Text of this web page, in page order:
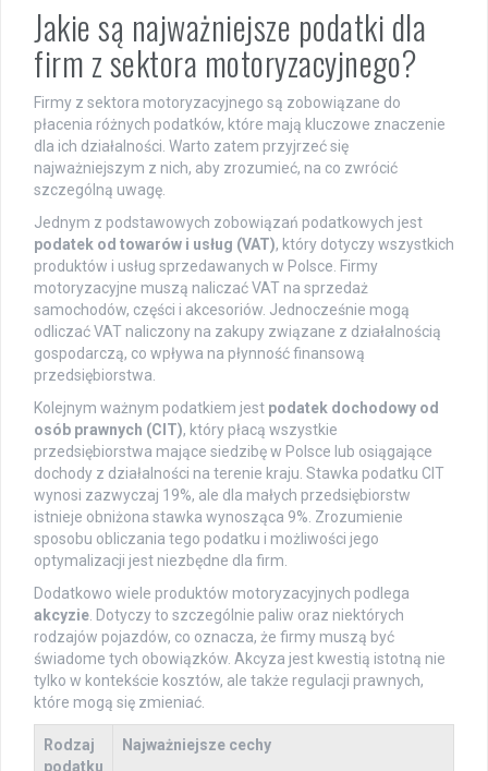
Jakie są najważniejsze podatki dla
firm z sektora motoryzacyjnego?
Firmy z sektora motoryzacyjnego są zobowiązane do
płacenia różnych podatków, które mają kluczowe znaczenie
dla ich działalności. Warto zatem przyjrzeć się
najważniejszym z nich, aby zrozumieć, na co zwrócić
szczególną uwagę.
Jednym z podstawowych zobowiązań podatkowych jest
podatek od towarów i usług (VAT), który dotyczy wszystkich
produktów i usług sprzedawanych w Polsce. Firmy
motoryzacyjne muszą naliczać VAT na sprzedaż
samochodów, części i akcesoriów. Jednocześnie mogą
odliczać VAT naliczony na zakupy związane z działalnością
gospodarczą, co wpływa na płynność finansową
przedsiębiorstwa.
Kolejnym ważnym podatkiem jest podatek dochodowy od
osób prawnych (CIT), który płacą wszystkie
przedsiębiorstwa mające siedzibę w Polsce lub osiągające
dochody z działalności na terenie kraju. Stawka podatku CIT
wynosi zazwyczaj 19%, ale dla małych przedsiębiorstw
istnieje obniżona stawka wynosząca 9%. Zrozumienie
sposobu obliczania tego podatku i możliwości jego
optymalizacji jest niezbędne dla firm.
Dodatkowo wiele produktów motoryzacyjnych podlega
akcyzie . Dotyczy to szczególnie paliw oraz niektórych
rodzajów pojazdów, co oznacza, że firmy muszą być
świadome tych obowiązków. Akcyza jest kwestią istotną nie
tylko w kontekście kosztów, ale także regulacji prawnych,
które mogą się zmieniać.
Rodzaj
podatku
Najważniejsze cechy